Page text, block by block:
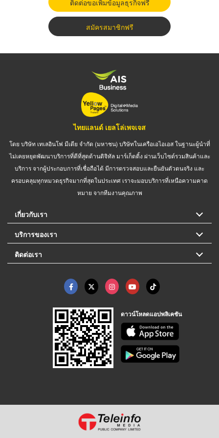
ติดต่อขอเพิ่มข้อมูลธุรกิจฟรี
สมัครสมาชิกฟรี
ไทยแลนด์ เยลโล่เพจเจส
โดย บริษัท เทเลอินโฟ มีเดีย จำกัด (มหาชน) บริษัทในเครือเอไอเอส ในฐานะผู้นำที่
ไม่เคยหยุดพัฒนาบริการที่ดีที่สุดด้านดิจิทัล มาร์เก็ตติ้ง ผ่านเว็บไซต์รวมสินค้าและ
บริการ จากผู้ประกอบการที่เชื่อถือได้ มีการตรวจสอบและยืนยันตัวตนจริง และ
ครอบคลุมทุกหมวดธุรกิจมากที่สุดในประเทศ เราจะมอบบริการที่เหนือความคาด
หมาย จากทีมงานคุณภาพ
เกี่ยวกับเรา
บริการของเรา
ติดต่อเรา
ดาวน์โหลดแอปพลิเคชัน